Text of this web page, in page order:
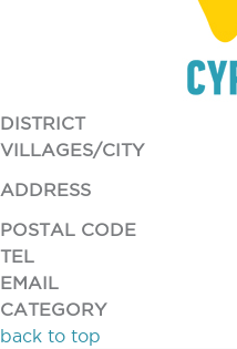
DISTRICT
VILLAGES/CITY
ADDRESS
POSTAL CODE
TEL
EMAIL
CATEGORY
back to top